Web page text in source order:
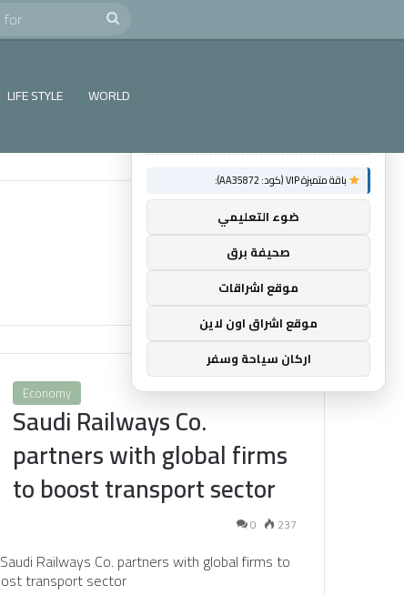
Search
LIFE STYLE WORLD
Economy
Saudi Railways Co.
partners with global firms
to boost transport sector
0 237
توصيات : ×
باقة متميزة VIP (كود: AA35872):
ضوء التعليمي
صحيفة برق
موقع اشراقات
موقع اشراق اون لاين
اركان سياحة وسفر